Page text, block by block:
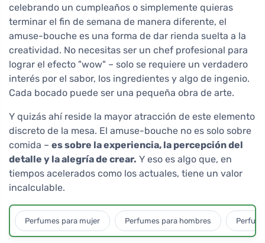
celebrando un cumpleaños o simplemente quieras
terminar el fin de semana de manera diferente, el
amuse-bouche es una forma de dar rienda suelta a la
creatividad. No necesitas ser un chef profesional para
lograr el efecto "wow" – solo se requiere un verdadero
interés por el sabor, los ingredientes y algo de ingenio.
Cada bocado puede ser una pequeña obra de arte.
Y quizás ahí reside la mayor atracción de este elemento
discreto de la mesa. El amuse-bouche no es solo sobre
comida – es sobre la experiencia, la percepción del
detalle y la alegría de crear. Y eso es algo que, en
tiempos acelerados como los actuales, tiene un valor
incalculable.
Perfumes para mujer Perfumes para hombres